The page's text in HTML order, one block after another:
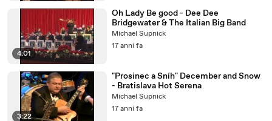
4:01
Oh Lady Be good - Dee Dee
Bridgewater & The Italian Big Band
Michael Supnick
17 anni fa
3:22
"Prosinec a Sníh" December and Snow
- Bratislava Hot Serena
Michael Supnick
17 anni fa